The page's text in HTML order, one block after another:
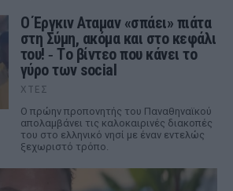
Ο Έργκιν Αταμαν «σπάει» πιάτα
στη Σύμη, ακόμα και στο κεφάλι
του! ‑ Tο βίντεο που κάνει το
γύρο των social
ΧΤΕΣ
Ο πρώην προπονητής του Παναθηναϊκού
απολαμβάνει τις καλοκαιρινές διακοπές
του στο ελληνικό νησί με έναν εντελώς
ξεχωριστό τρόπο.